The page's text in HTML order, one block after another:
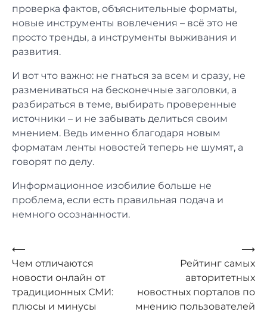
проверка фактов, объяснительные форматы,
новые инструменты вовлечения – всё это не
просто тренды, а инструменты выживания и
развития.
И вот что важно: не гнаться за всем и сразу, не
размениваться на бесконечные заголовки, а
разбираться в теме, выбирать проверенные
источники – и не забывать делиться своим
мнением. Ведь именно благодаря новым
форматам ленты новостей теперь не шумят, а
говорят по делу.
Информационное изобилие больше не
проблема, если есть правильная подача и
немного осознанности.
Навигация
по
записям
⟵
Чем отличаются
новости онлайн от
традиционных СМИ:
плюсы и минусы
Рейтинг самых
авторитетных
новостных порталов по
мнению пользователей
⟶